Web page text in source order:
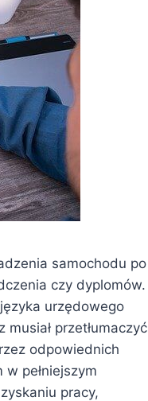
samochodu po
czy dyplomów.
urzędowego
przetłumaczyć
odpowiednich
w pełniejszym
pracy,